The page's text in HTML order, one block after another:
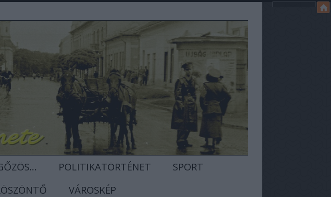
POLITIKATÖRTÉNET
SPORT
VÁROSKÉP